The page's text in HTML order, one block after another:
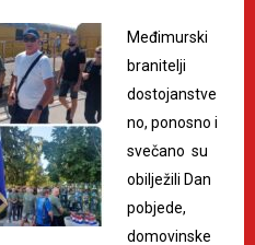
Međimurski
branitelji
dostojanstve
no, ponosno i
svečano su
obilježili Dan
pobjede,
domovinske